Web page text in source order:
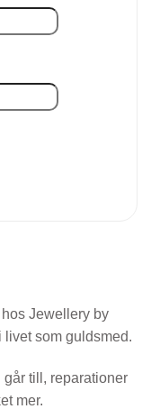
Jewellery by
som guldsmed.
går till, reparationer
mer.